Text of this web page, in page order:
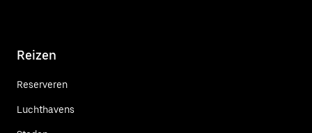
Reizen
Reserveren
Luchthavens